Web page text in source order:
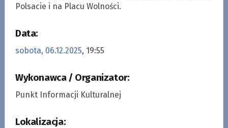
Polsacie i na Placu Wolności.
Data:
sobota, 06.12.2025, 19:55
Wykonawca / Organizator:
Punkt Informacji Kulturalnej
Lokalizacja: